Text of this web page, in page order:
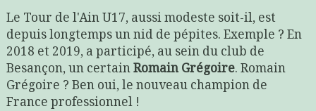
Le Tour de l'Ain U17, aussi modeste soit-il, est
depuis longtemps un nid de pépites. Exemple ? En
2018 et 2019, a participé, au sein du club de
Besançon, un certain Romain Grégoire. Romain
Grégoire ? Ben oui, le nouveau champion de
France professionnel !